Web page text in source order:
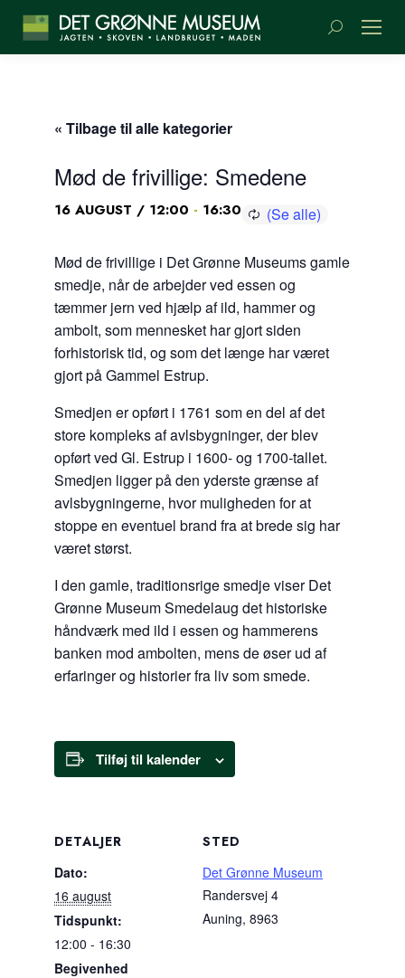
Søge:
« Tilbage til alle kategorier
Mød de frivillige: Smedene
16 AUGUST / 12:00 - 16:30
Mød de frivillige i Det Grønne Museums gamle
smedje, når de arbejder ved essen og
tæmmer jern ved hjælp af ild, hammer og
ambolt, som mennesket har gjort siden
forhistorisk tid, og som det længe har været
gjort på Gammel Estrup.
Smedjen er opført i 1761 som en del af det
store kompleks af avlsbygninger, der blev
opført ved Gl. Estrup i 1600- og 1700-tallet.
Smedjen ligger på den yderste grænse af
avlsbygningerne, hvor muligheden for at
stoppe en eventuel brand fra at brede sig har
været størst.
I den gamle, traditionsrige smedje viser Det
Grønne Museum Smedelaug det historiske
håndværk med ild i essen og hammerens
banken mod ambolten, mens de øser ud af
erfaringer og historier fra liv som smede.
Tilføj til kalender
DETALJER
Dato:
16 august
Tidspunkt:
12:00 - 16:30
Begivenhed
STED
Det Grønne Museum
Randersvej 4
Auning, 8963